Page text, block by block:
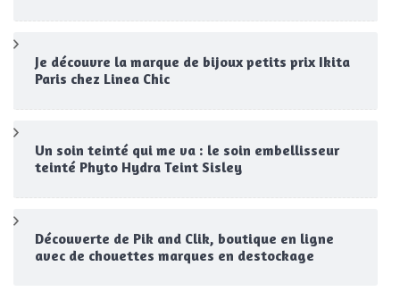
Je découvre la marque de bijoux petits prix Ikita
Paris chez Linea Chic
Un soin teinté qui me va : le soin embellisseur
teinté Phyto Hydra Teint Sisley
Découverte de Pik and Clik, boutique en ligne
avec de chouettes marques en destockage